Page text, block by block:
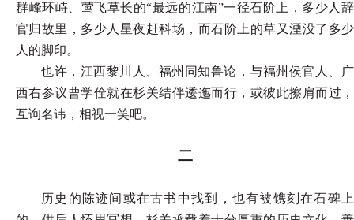
群峰环峙、莺飞草长的“最远的江南”一径石阶上，多少人辞
官归故里，多少人星夜赶科场，而石阶上的草又湮没了多少
人的脚印。
也许，江西黎川人、福州同知鲁论，与福州侯官人、广
西右参议曹学佺就在杉关结伴逶迤而行，或彼此擦肩而过，
互询名讳，相视一笑吧。
二
历史的陈迹间或在古书中找到，也有被镌刻在石碑上